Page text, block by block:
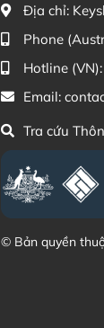
Địa chỉ:
Phone
Hotline (VN):
Email:
Tra cứu
© Bản quyền